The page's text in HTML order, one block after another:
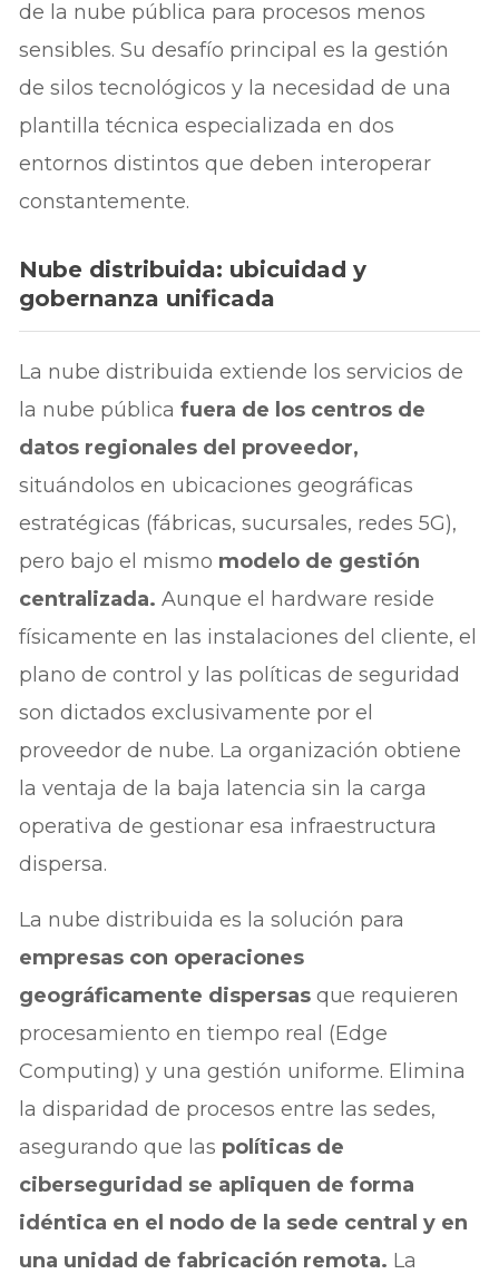
de la nube pública para procesos menos
sensibles. Su desafío principal es la gestión
de silos tecnológicos y la necesidad de una
plantilla técnica especializada en dos
entornos distintos que deben interoperar
constantemente.
Nube distribuida: ubicuidad y
gobernanza unificada
La nube distribuida extiende los servicios de
la nube públicafuera de los centros de
datos regionales del proveedor,
situándolos en ubicaciones geográficas
estratégicas (fábricas, sucursales, redes 5G),
pero bajo el mismo modelo de gestión
centralizada. Aunque el hardware reside
físicamente en las instalaciones del cliente, el
plano de control y las políticas de seguridad
son dictados exclusivamente por el
proveedor de nube. La organización obtiene
la ventaja de la baja latencia sin la carga
operativa de gestionar esa infraestructura
dispersa.
La nube distribuida es la solución para
empresas con operaciones
geográficamente dispersas que requieren
procesamiento en tiempo real (Edge
Computing) y una gestión uniforme. Elimina
la disparidad de procesos entre las sedes,
asegurando que las políticas de
ciberseguridad se apliquen de forma
idéntica en el nodo de la sede central y en
una unidad de fabricación remota. La